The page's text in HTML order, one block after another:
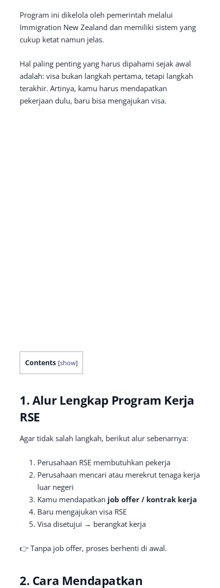
Program ini dikelola oleh pemerintah melalui
Immigration New Zealand dan memiliki sistem yang
cukup ketat namun jelas.
Hal paling penting yang harus dipahami sejak awal
adalah: visa bukan langkah pertama, tetapi langkah
terakhir. Artinya, kamu harus mendapatkan
pekerjaan dulu, baru bisa mengajukan visa.
Contents [show]
1. Alur Lengkap Program Kerja
RSE
Agar tidak salah langkah, berikut alur sebenarnya:
Perusahaan RSE membutuhkan pekerja
Perusahaan mencari atau merekrut tenaga kerja
luar negeri
Kamu mendapatkan job offer / kontrak kerja
Baru mengajukan visa RSE
Visa disetujui → berangkat kerja
👉 Tanpa job offer, proses berhenti di awal.
2. Cara Mendapatkan